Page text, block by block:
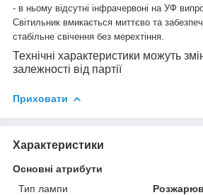
- в ньому відсутні інфрачервоні на УФ
Світильник вмикається миттєво та
стабільне свічення без мерехтіння.
Технічні характеристики можуть
залежності від партії
Приховати
Характеристики
Основні атрибути
Тип лампи